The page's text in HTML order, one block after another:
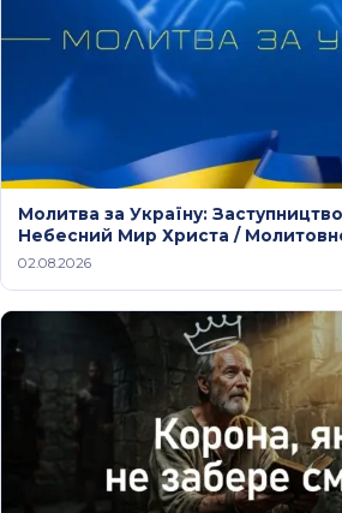
Молитва за Україну:
Небесний Мир Христа /
02.08.2026